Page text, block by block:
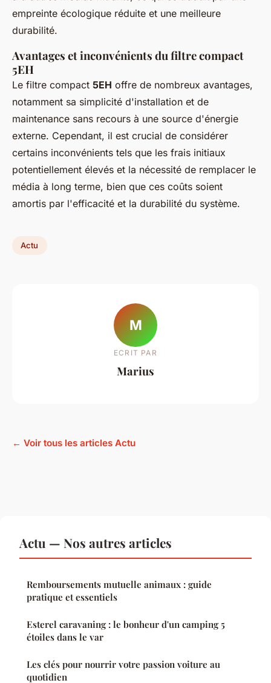
empreinte écologique réduite et une meilleure
durabilité.
Avantages et inconvénients du filtre compact
5EH
Le filtre compact 5EH offre de nombreux avantages,
notamment sa simplicité d'installation et de
maintenance sans recours à une source d'énergie
externe. Cependant, il est crucial de considérer
certains inconvénients tels que les frais initiaux
potentiellement élevés et la nécessité de remplacer le
média à long terme, bien que ces coûts soient
amortis par l'efficacité et la durabilité du système.
Actu
M
ECRIT PAR
Marius
← Voir tous les articles Actu
Actu — Nos autres articles
Remboursements mutuelle animaux : guide
pratique et essentiels
Esterel caravaning : le bonheur d'un camping 5
étoiles dans le var
Les clés pour nourrir votre passion voiture au
quotidien